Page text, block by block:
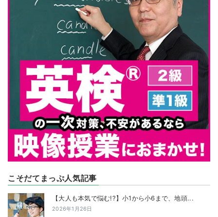
こそだてまっぷ人気記事
【大人も本気で悩む!?】小1から小6まで、地頭...
2026年1月26日